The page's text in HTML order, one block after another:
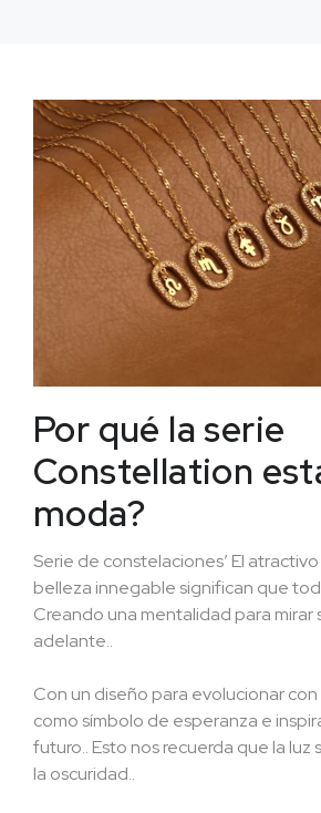
Por qué la serie
Constellation
moda?
Serie de constelaciones’ El
belleza innegable significan que
Creando una mentalidad para mirar
adelante..
Con un diseño para evolucionar
como símbolo de esperanza e
futuro.. Esto nos recuerda que la luz
la oscuridad..